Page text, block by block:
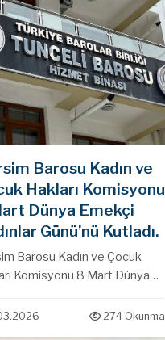
Barosu Kadın ve
Hakları Komisyonu
Dünya Emekçi
Günü’nü Kutladı.
Kadın ve Çocuk
Komisyonu 8 Mart Dünya
274 Okunma